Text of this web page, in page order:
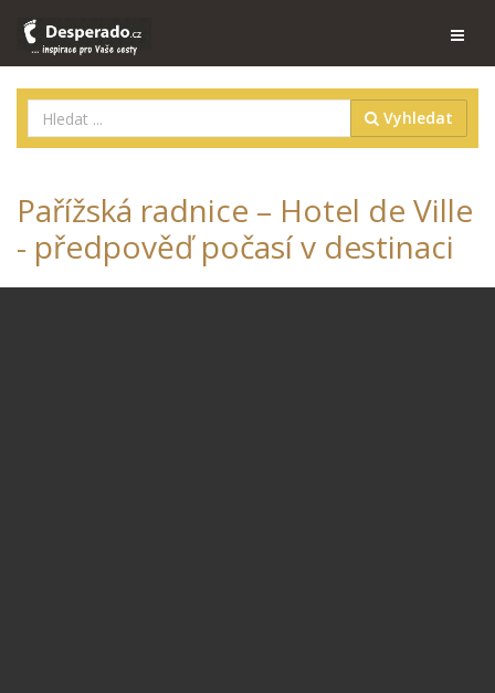
Vyhledat
Pařížská radnice – Hotel de Ville
- předpověď počasí v destinaci